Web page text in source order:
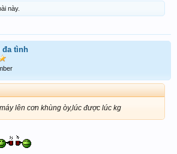
này.
đa tình
lên cơn khùng òy,lúc được lúc kg